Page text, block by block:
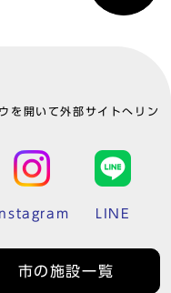
を開いて外部サイトへリン
Instagram LINE
市の施設一覧